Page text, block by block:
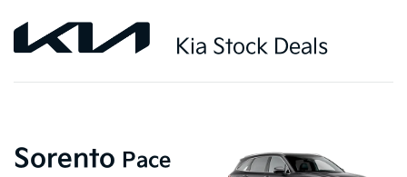
Kia Stock Deals
Sorento Pace